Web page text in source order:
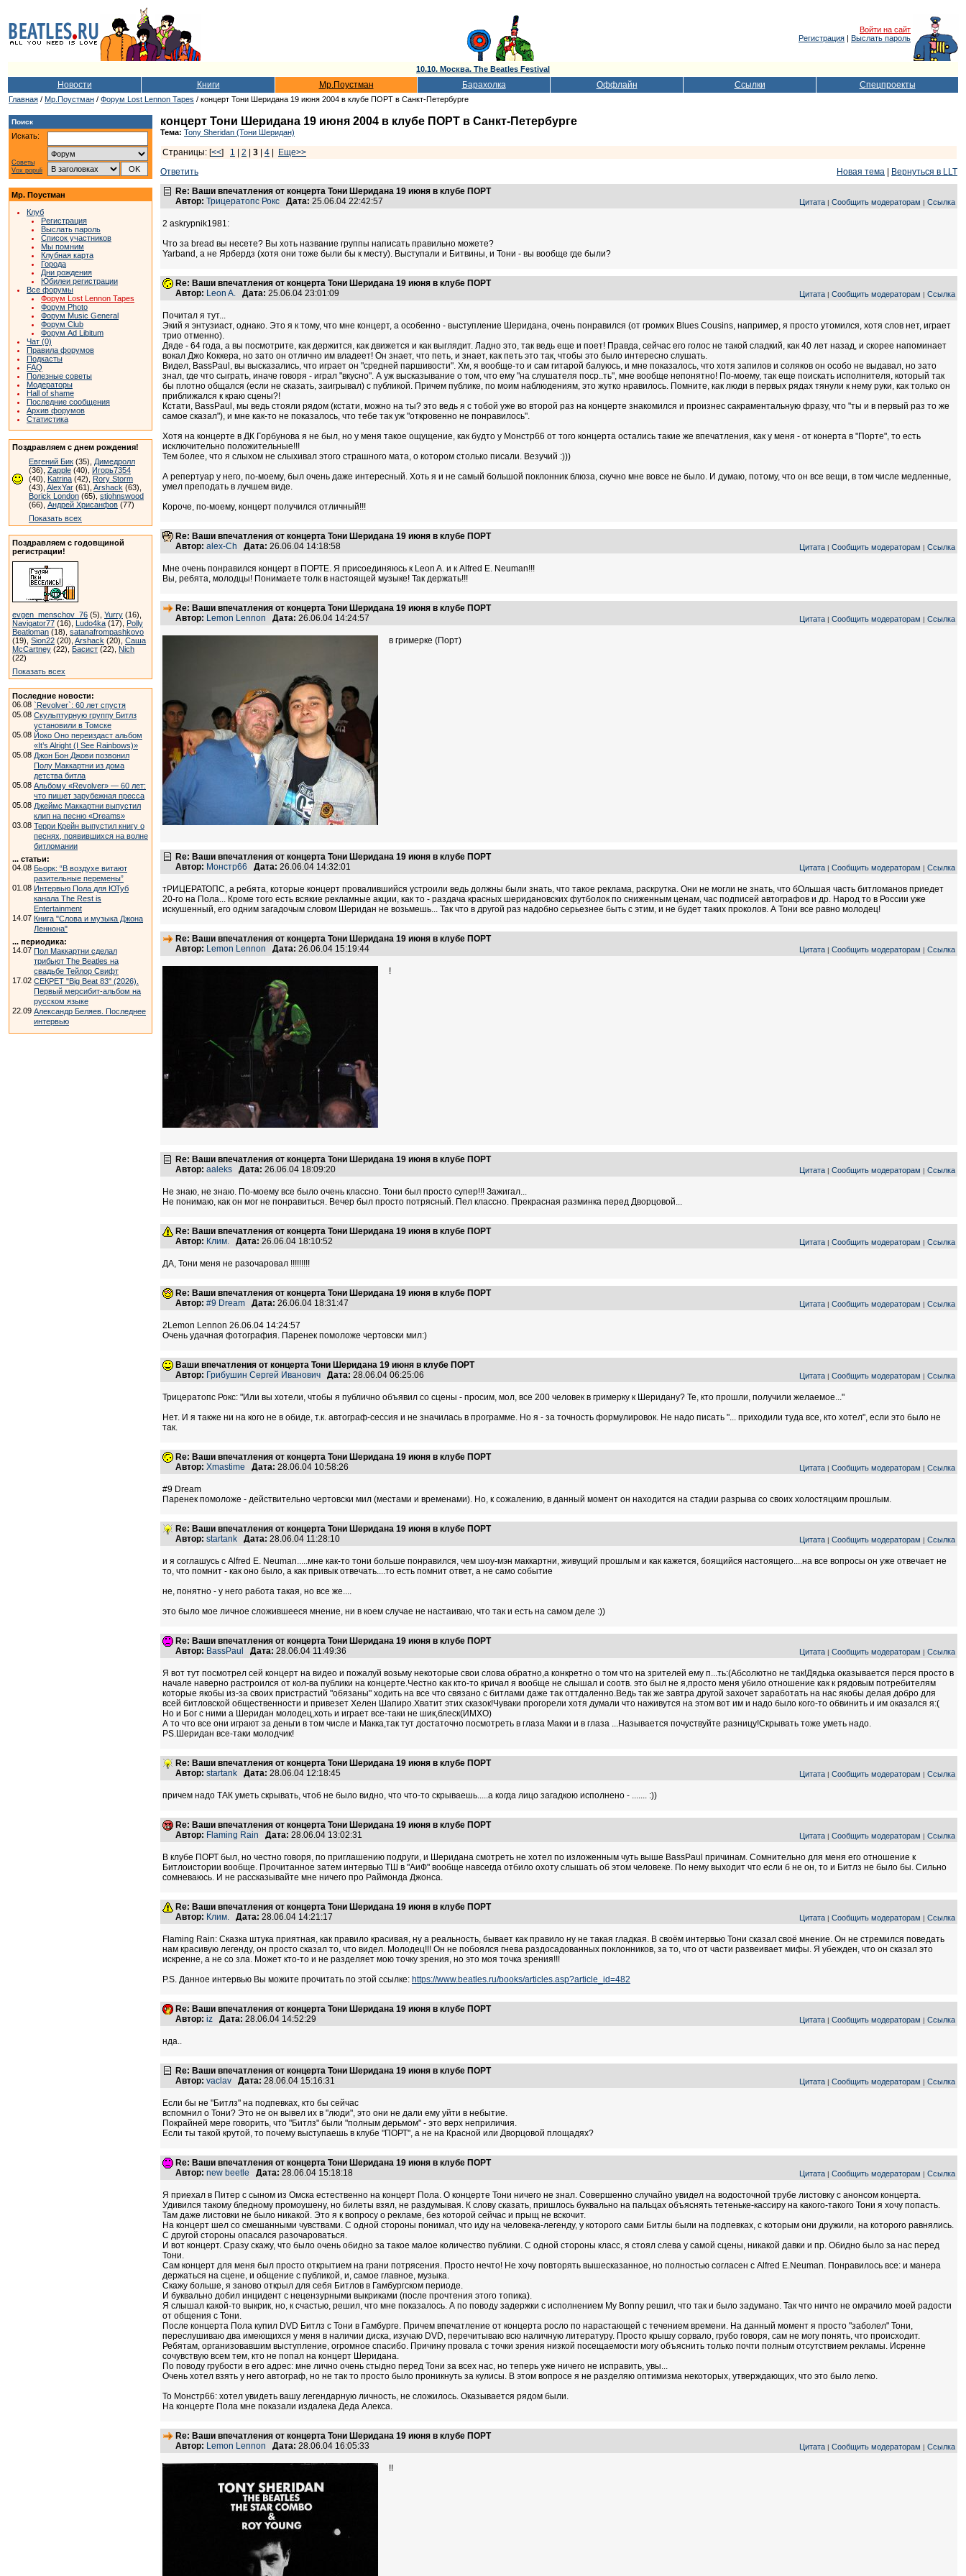
Войти на сайт
Регистрация | Выслать пароль
10.10. Москва. The Beatles Festival
Новости Книги Мр.Поустман Барахолка Оффлайн Ссылки Спецпроекты
Главная / Мр.Поустман / Форум Lost Lennon Tapes / концерт Тони Шеридана 19 июня 2004 в клубе ПОРТ в Санкт-Петербурге
Поиск
Искать:
Советы
Vox populi
Мр. Поустман
Клуб
Регистрация
Выслать пароль
Список участников
Мы помним
Клубная карта
Города
Дни рождения
Юбилеи регистрации
Все форумы
Форум Lost Lennon Tapes
Форум Photo
Форум Music General
Форум Club
Форум Ad Libitum
Чат (0)
Правила форумов
Подкасты
FAQ
Полезные советы
Модераторы
Hall of shame
Последние сообщения
Архив форумов
Статистика
Поздравляем с днем рождения!
Евгений Бик (35), Димедролл
(36), Zapple (40), Игорь7354
(40), Katrina (42), Rory Storm
(43), AlexYar (61), Arshack (63),
Borick London (65), stjohnswood
(66), Андрей Хрисанфов (77)
Показать всех
Поздравляем с годовщиной
регистрации!
evgen_menschov_76 (5), Yurry (16),
Navigator77 (16), Ludo4ka (17), Polly
Beatloman (18), satanafrompashkovo
(19), Sion22 (20), Arshack (20), Саша
McCartney (22), Басист (22), Nich
(22)
Показать всех
Последние новости:
06.08 `Revolver`: 60 лет спустя
05.08 Скульптурную группу Битлз
установили в Томске
05.08 Йоко Оно переиздаст альбом
«It’s Alright (I See Rainbows)»
05.08 Джон Бон Джови позвонил
Полу Маккартни из дома
детства битла
05.08 Альбому «Revolver» — 60 лет:
что пишет зарубежная пресса
05.08 Джеймс Маккартни выпустил
клип на песню «Dreams»
03.08 Терри Крейн выпустил книгу о
песнях, появившихся на волне
битломании
... статьи:
04.08 Бьорк: “В воздухе витают
разительные перемены”
01.08 Интервью Пола для ЮТуб
канала The Rest is
Entertainment
14.07 Книга "Слова и музыка Джона
Леннона"
... периодика:
14.07 Пол Маккартни сделал
трибьют The Beatles на
свадьбе Тейлор Свифт
17.02 СЕКРЕТ "Big Beat 83" (2026).
Первый мерсибит-альбом на
русском языке
22.09 Александр Беляев. Последнее
интервью
концерт Тони Шеридана 19 июня 2004 в клубе ПОРТ в Санкт-Петербурге
Тема: Tony Sheridan (Тони Шеридан)
Страницы: [<<] 1 2 3 4
Еще>>
Ответить
Новая тема
Вернуться в LLT
Re: Ваши впечатления от концерта Тони Шеридана 19 июня в клубе ПОРТ
Автор: Трицератопс Рокс Дата: 25.06.04 22:42:57 Цитата | Сообщить модераторам | Ссылка
2 askrypnik1981:
Что за bread вы несете? Вы хоть название группы написать правильно можете?
Yarband, а не Ярбердз (хотя они тоже были бы к месту). Выступали и Битвины, и Тони - вы вообще где были?
Re: Ваши впечатления от концерта Тони Шеридана 19 июня в клубе ПОРТ
Автор: Leon A. Дата: 25.06.04 23:01:09 Цитата | Сообщить модераторам | Ссылка
Почитал я тут...
Экий я энтузиаст, однако. Это я к тому, что мне концерт, а особенно - выступление Шеридана, очень понравился (от громких Blues Cousins, например, я просто утомился, хотя слов нет, играет
трио отменно).
Дяде - 64 года, а вы посмотрите, как держится, как движется и как выглядит. Ладно это, так ведь еще и поет! Правда, сейчас его голос не такой сладкий, как 40 лет назад, и скорее напоминает
вокал Джо Коккера, но зато он отлично им владеет! Он знает, что петь, и знает, как петь это так, чтобы это было интересно слушать.
Видел, BassPaul, вы высказались, что играет он "средней паршивости". Хм, я вообще-то и сам гитарой балуюсь, и мне показалось, что хотя запилов и соляков он особо не выдавал, но зато
знал, где что сыграть, иначе говоря - играл "вкусно". А уж высказывание о том, что ему "на слушателя поср..ть", мне вообще непонятно! По-моему, так еще поискать исполнителя, который так
бы плотно общался (если не сказать, заигрывал) с публикой. Причем публике, по моим наблюдениям, это жутко нравилось. Помните, как люди в первых рядах тянули к нему руки, как только он
приближался к краю сцены?!
Кстати, BassPaul, мы ведь стояли рядом (кстати, можно на ты? это ведь я с тобой уже во второй раз на концерте знакомился и произнес сакраментальную фразу, что "ты и в первый раз то же
самое сказал"), и мне как-то не показалось, что тебе так уж "откровенно не понравилось".
Хотя на концерте в ДК Горбунова я не был, но у меня такое ощущение, как будто у Монстр66 от того концерта остались такие же впечатления, как у меня - от конерта в "Порте", то есть
исключительно положительные!!!
Тем более, что я слыхом не слыхивал этого страшного мата, о котором столько писали. Везучий :)))
А репертуар у него, по-моему, был очень даже интересный. Хоть я и не самый большой поклонник блюза, скучно мне вовсе не было. И думаю, потому, что он все вещи, в том числе медленные,
умел преподать в лучшем виде.
Короче, по-моему, концерт получился отличный!!!
Re: Ваши впечатления от концерта Тони Шеридана 19 июня в клубе ПОРТ
Автор: alex-Ch Дата: 26.06.04 14:18:58 Цитата | Сообщить модераторам | Ссылка
Мне очень понравился концерт в ПОРТЕ. Я присоединяюсь к Leon A. и к Alfred E. Neuman!!!
Вы, ребята, молодцы! Понимаете толк в настоящей музыке! Так держать!!!
Re: Ваши впечатления от концерта Тони Шеридана 19 июня в клубе ПОРТ
Автор: Lemon Lennon Дата: 26.06.04 14:24:57 Цитата | Сообщить модераторам | Ссылка
в гримерке (Порт)
Re: Ваши впечатления от концерта Тони Шеридана 19 июня в клубе ПОРТ
Автор: Монстр66 Дата: 26.06.04 14:32:01 Цитата | Сообщить модераторам | Ссылка
тРИЦЕРАТОПС, а ребята, которые концерт провалившийся устроили ведь должны были знать, что такое реклама, раскрутка. Они не могли не знать, что бОльшая часть битломанов приедет
20-го на Пола... Кроме того есть всякие рекламные акции, как то - раздача красных шеридановских футболок по сниженным ценам, час подписей автографов и др. Народ то в России уже
искушенный, его одним загадочым словом Шеридан не возьмешь... Так что в другой раз надобно серьезнее быть с этим, и не будет таких проколов. А Тони все равно молодец!
Re: Ваши впечатления от концерта Тони Шеридана 19 июня в клубе ПОРТ
Автор: Lemon Lennon Дата: 26.06.04 15:19:44 Цитата | Сообщить модераторам | Ссылка
!
Re: Ваши впечатления от концерта Тони Шеридана 19 июня в клубе ПОРТ
Автор: aaleks Дата: 26.06.04 18:09:20 Цитата | Сообщить модераторам | Ссылка
Не знаю, не знаю. По-моему все было очень классно. Тони был просто супер!!! Зажигал...
Не понимаю, как он мог не понравиться. Вечер был просто потрясный. Пел классно. Прекрасная разминка перед Дворцовой...
Re: Ваши впечатления от концерта Тони Шеридана 19 июня в клубе ПОРТ
Автор: Клим. Дата: 26.06.04 18:10:52 Цитата | Сообщить модераторам | Ссылка
ДА, Тони меня не разочаровал !!!!!!!!!
Re: Ваши впечатления от концерта Тони Шеридана 19 июня в клубе ПОРТ
Автор: #9 Dream Дата: 26.06.04 18:31:47 Цитата | Сообщить модераторам | Ссылка
2Lemon Lennon 26.06.04 14:24:57
Очень удачная фотография. Паренек помоложе чертовски мил:)
Ваши впечатления от концерта Тони Шеридана 19 июня в клубе ПОРТ
Автор: Грибушин Сергей Иванович Дата: 28.06.04 06:25:06 Цитата | Сообщить модераторам | Ссылка
Трицератопс Рокс: "Или вы хотели, чтобы я публично объявил со сцены - просим, мол, все 200 человек в гримерку к Шеридану? Те, кто прошли, получили желаемое..."
Нет. И я также ни на кого не в обиде, т.к. автограф-сессия и не значилась в программе. Но я - за точность формулировок. Не надо писать "... приходили туда все, кто хотел", если это было не
так.
Re: Ваши впечатления от концерта Тони Шеридана 19 июня в клубе ПОРТ
Автор: Xmastime Дата: 28.06.04 10:58:26 Цитата | Сообщить модераторам | Ссылка
#9 Dream
Паренек помоложе - действительно чертовски мил (местами и временами). Но, к сожалению, в данный момент он находится на стадии разрыва со своих холостяцким прошлым.
Re: Ваши впечатления от концерта Тони Шеридана 19 июня в клубе ПОРТ
Автор: startank Дата: 28.06.04 11:28:10 Цитата | Сообщить модераторам | Ссылка
и я соглашусь с Alfred E. Neuman.....мне как-то тони больше понравился, чем шоу-мэн маккартни, живущий прошлым и как кажется, боящийся настоящего....на все вопросы он уже отвечает не
то, что помнит - как оно было, а как привык отвечать....то есть помнит ответ, а не само событие
не, понятно - у него работа такая, но все же....
это было мое личное сложившееся мнение, ни в коем случае не настаиваю, что так и есть на самом деле :))
Re: Ваши впечатления от концерта Тони Шеридана 19 июня в клубе ПОРТ
Автор: BassPaul Дата: 28.06.04 11:49:36 Цитата | Сообщить модераторам | Ссылка
Я вот тут посмотрел сей концерт на видео и пожалуй возьму некоторые свои слова обратно,а конкретно о том что на зрителей ему п...ть:(Абсолютно не так!Дядька оказывается перся просто в
начале наверно растроился от кол-ва публики на концерте.Честно как кто-то кричал я вообще не слышал и соотв. это был не я,просто меня убило отношение как к рядовым потребителям
которые якобы из-за своих пристрастий "обязаны" ходить на все что связано с битлами даже так оттдаленно.Ведь так же завтра другой захочет заработать на нас якобы делая добро для
всей битловской общественности и привезет Хелен Шапиро.Хватит этих сказок!Чуваки прогорели хотя думали что наживутся на этом вот им и надо было кого-то обвинить и им оказался я:(
Но и Бог с ними а Шеридан молодец,хоть и играет все-таки не шик,блеск(ИМХО)
А то что все они играют за деньги в том числе и Макка,так тут достаточно посмотреть в глаза Макки и в глаза ...Называется почуствуйте разницу!Скрывать тоже уметь надо.
PS.Шеридан все-таки молодчик!
Re: Ваши впечатления от концерта Тони Шеридана 19 июня в клубе ПОРТ
Автор: startank Дата: 28.06.04 12:18:45 Цитата | Сообщить модераторам | Ссылка
причем надо ТАК уметь скрывать, чтоб не было видно, что что-то скрываешь.....а когда лицо загадкою исполнено - ....... :))
Re: Ваши впечатления от концерта Тони Шеридана 19 июня в клубе ПОРТ
Автор: Flaming Rain Дата: 28.06.04 13:02:31 Цитата | Сообщить модераторам | Ссылка
В клубе ПОРТ был, но честно говоря, по приглашению подруги, и Шеридана смотреть не хотел по изложенным чуть выше BassPaul причинам. Сомнительно для меня его отношение к
Битлоистории вообще. Прочитанное затем интервью ТШ в "АиФ" вообще навсегда отбило охоту слышать об этом человеке. По нему выходит что если б не он, то и Битлз не было бы. Сильно
сомневаюсь. И не рассказывайте мне ничего про Раймонда Джонса.
Re: Ваши впечатления от концерта Тони Шеридана 19 июня в клубе ПОРТ
Автор: Клим. Дата: 28.06.04 14:21:17 Цитата | Сообщить модераторам | Ссылка
Flaming Rain: Сказка штука приятная, как правило красивая, ну а реальность, бывает как правило ну не такая гладкая. В своём интервью Тони сказал своё мнение. Он не стремился поведать
нам красивую легенду, он просто сказал то, что видел. Молодец!!! Он не побоялся гнева раздосадованных поклонников, за то, что от части развеивает мифы. Я убежден, что он сказал это
искренне, а не со зла. Может кто-то и не разделяет мою точку зрения, но это моя точка зрения!!!
P.S. Данное интервью Вы можите прочитать по этой ссылке: https://www.beatles.ru/books/articles.asp?article_id=482
Re: Ваши впечатления от концерта Тони Шеридана 19 июня в клубе ПОРТ
Автор: iz Дата: 28.06.04 14:52:29 Цитата | Сообщить модераторам | Ссылка
нда..
Re: Ваши впечатления от концерта Тони Шеридана 19 июня в клубе ПОРТ
Автор: vaclav Дата: 28.06.04 15:16:31 Цитата | Сообщить модераторам | Ссылка
Если бы не "Битлз" на подпевках, кто бы сейчас
вспомнил о Тони? Это не он вывел их в "люди", это они не дали ему уйти в небытие.
Покрайней мере говорить, что "Битлз" были "полным дерьмом" - это верх неприличия.
Если ты такой крутой, то почему выступаешь в клубе "ПОРТ", а не на Красной или Дворцовой площадях?
Re: Ваши впечатления от концерта Тони Шеридана 19 июня в клубе ПОРТ
Автор: new beetle Дата: 28.06.04 15:18:18 Цитата | Сообщить модераторам | Ссылка
Я приехал в Питер с сыном из Омска естественно на концерт Пола. О концерте Тони ничего не знал. Совершенно случайно увидел на водосточной трубе листовку с анонсом концерта.
Удивился такому бледному промоушену, но билеты взял, не раздумывая. К слову сказать, пришлось буквально на пальцах объяснять тетеньке-кассиру на какого-такого Тони я хочу попасть.
Там даже листовки не было никакой. Это я к вопросу о рекламе, без которой сейчас и прыщ не вскочит.
На концерт шел со смешанными чувствами. С одной стороны понимал, что иду на человека-легенду, у которого сами Битлы были на подпевках, с которым они дружили, на которого равнялись.
С другой стороны опасался разочароваться.
И вот концерт. Сразу скажу, что было очень обидно за такое малое количество публики. С одной стороны класс, я стоял слева у самой сцены, никакой давки и пр. Обидно было за нас перед
Тони.
Сам концерт для меня был просто открытием на грани потрясения. Просто нечто! Не хочу повторять вышесказанное, но полностью согласен с Alfred E.Neuman. Понравилось все: и манера
держаться на сцене, и общение с публикой, и, самое главное, музыка.
Скажу больше, я заново открыл для себя Битлов в Гамбургском периоде.
И буквально добил инцидент с нецензурными выкриками (после прочтения этого топика).
Я слышал какой-то выкрик, но, к счастью, решил, что мне показалось. А по поводу задержки с исполнением My Bonny решил, что так и было задумано. Так что ничто не омрачило моей радости
от общения с Тони.
После концерта Пола купил DVD Битлз с Тони в Гамбурге. Причем впечатление от концерта росло по нарастающей с течением времени. На данный момент я просто "заболел" Тони,
переслушиваю два имеющихся у меня в наличии диска, изучаю DVD, перечитываю всю наличную литературу. Просто крышу сорвало, грубо говоря, сам не могу понять, что происходит.
Ребятам, организовавшим выступление, огромное спасибо. Причину провала с точки зрения низкой посещаемости могу объяснить только почти полным отсутствием рекламы. Исренне
сочувствую всем тем, кто не попал на концерт Шеридана.
По поводу грубости в его адрес: мне лично очень стыдно перед Тони за всех нас, но теперь уже ничего не исправить, увы...
Очень хотел взять у него автограф, но не так то просто было проникнуть за кулисы. В этом вопросе я не разделяю оптимизма некоторых, утверждающих, что это было легко.
То Монстр66: хотел увидеть вашу легендарную личность, не сложилось. Оказывается рядом были.
На концерте Пола мне показали издалека Деда Алекса.
Re: Ваши впечатления от концерта Тони Шеридана 19 июня в клубе ПОРТ
Автор: Lemon Lennon Дата: 28.06.04 16:05:33 Цитата | Сообщить модераторам | Ссылка
!!